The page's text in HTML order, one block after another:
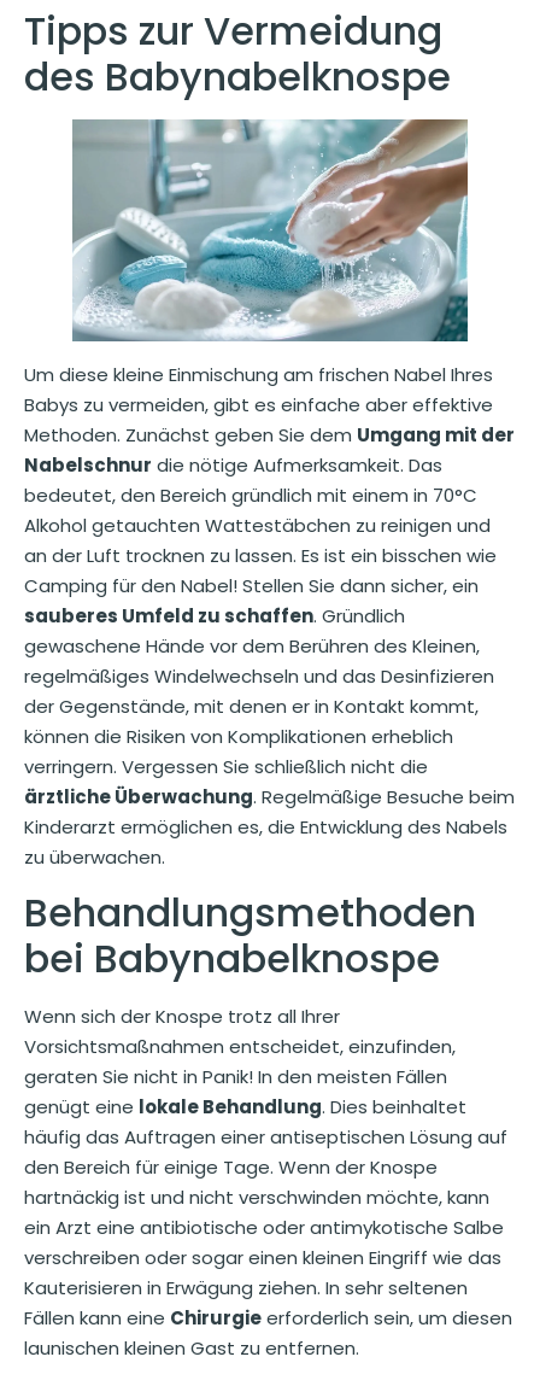
Tipps zur Vermeidung
des Babynabelknospe
Um diese kleine Einmischung am frischen Nabel Ihres
Babys zu vermeiden, gibt es einfache aber effektive
Methoden. Zunächst geben Sie dem Umgang mit der
Nabelschnur die nötige Aufmerksamkeit. Das
bedeutet, den Bereich gründlich mit einem in 70°C
Alkohol getauchten Wattestäbchen zu reinigen und
an der Luft trocknen zu lassen. Es ist ein bisschen wie
Camping für den Nabel! Stellen Sie dann sicher, ein
sauberes Umfeld zu schaffen. Gründlich
gewaschene Hände vor dem Berühren des Kleinen,
regelmäßiges Windelwechseln und das Desinfizieren
der Gegenstände, mit denen er in Kontakt kommt,
können die Risiken von Komplikationen erheblich
verringern. Vergessen Sie schließlich nicht die
ärztliche Überwachung. Regelmäßige Besuche beim
Kinderarzt ermöglichen es, die Entwicklung des Nabels
zu überwachen.
Behandlungsmethoden
bei Babynabelknospe
Wenn sich der Knospe trotz all Ihrer
Vorsichtsmaßnahmen entscheidet, einzufinden,
geraten Sie nicht in Panik! In den meisten Fällen
genügt eine lokale Behandlung. Dies beinhaltet
häufig das Auftragen einer antiseptischen Lösung auf
den Bereich für einige Tage. Wenn der Knospe
hartnäckig ist und nicht verschwinden möchte, kann
ein Arzt eine antibiotische oder antimykotische Salbe
verschreiben oder sogar einen kleinen Eingriff wie das
Kauterisieren in Erwägung ziehen. In sehr seltenen
Fällen kann eine Chirurgieerforderlich sein, um diesen
launischen kleinen Gast zu entfernen.